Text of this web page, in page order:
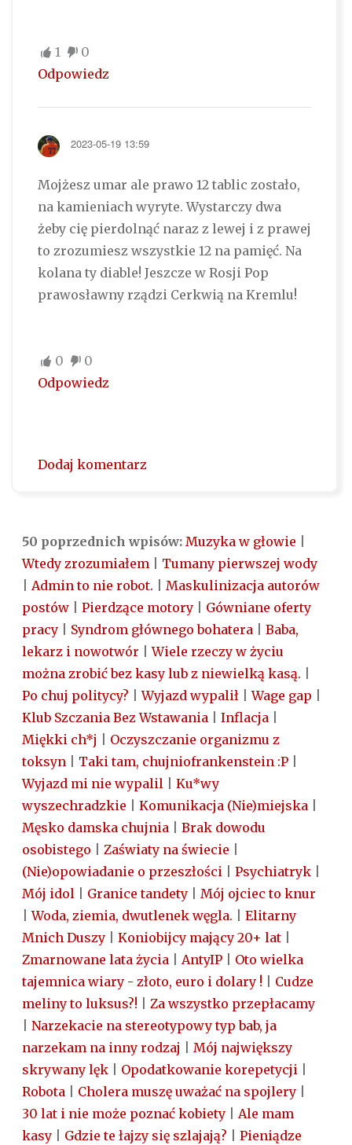
1
0
Odpowiedz
2023-05-19 13:59
Mojżesz umar ale prawo 12 tablic zostało,
na kamieniach wyryte. Wystarczy dwa
żeby cię pierdolnąć naraz z lewej i z prawej
to zrozumiesz wszystkie 12 na pamięć. Na
kolana ty diable! Jeszcze w Rosji Pop
prawosławny rządzi Cerkwią na Kremlu!
0
0
Odpowiedz
Dodaj komentarz
50 poprzednich wpisów: Muzyka w głowie
Wtedy zrozumiałem
Tumany pierwszej wody
Admin to nie robot.
Maskulinizacja autorów
postów
Pierdzące motory
Gówniane oferty
pracy
Syndrom głównego bohatera
Baba,
lekarz i nowotwór |Wiele rzeczy w życiu
można zrobić bez kasy lub z niewielką kasą.
Po chuj politycy? |Wyjazd wypalił |Wage gap
Klub Szczania Bez Wstawania
Inflacja
Miękki ch*j
Oczyszczanie organizmu z
toksyn
Taki tam, chujniofrankenstein :P
Wyjazd mi nie wypalil
Ku*wy
wyszechradzkie
Komunikacja (Nie)miejska
Męsko damska chujnia
Brak dowodu
osobistego
Zaświaty na świecie
(Nie)opowiadanie o przeszłości
Psychiatryk
Mój idol
Granice tandety
Mój ojciec to knur
|Woda, ziemia, dwutlenek węgla.
Elitarny
Mnich Duszy
Koniobijcy mający 20+ lat
Zmarnowane lata życia
AntyIP
Oto wielka
tajemnica wiary - złoto, euro i dolary !
Cudze
meliny to luksus?!
Za wszystko przepłacamy
Narzekacie na stereotypowy typ bab, ja
narzekam na inny rodzaj
Mój największy
skrywany lęk
Opodatkowanie korepetycji
Robota
Cholera muszę uważać na spojlery
30 lat i nie może poznać kobiety
Ale mam
kasy
Gdzie te łajzy się szlajają?
Pieniądze